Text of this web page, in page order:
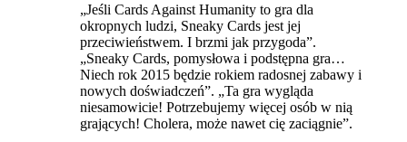
„Jeśli Cards Against Humanity to gra dla
okropnych ludzi, Sneaky Cards jest jej
przeciwieństwem. I brzmi jak przygoda”.
„Sneaky Cards, pomysłowa i podstępna gra…
Niech rok 2015 będzie rokiem radosnej zabawy i
nowych doświadczeń”. „Ta gra wygląda
niesamowicie! Potrzebujemy więcej osób w nią
grających! Cholera, może nawet cię zaciągnie”.